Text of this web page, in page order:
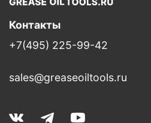
Контакты
+7(495) 225-99-42
sales@greaseoiltools.ru